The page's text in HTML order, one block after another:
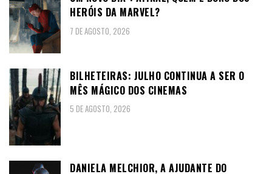
HERÓIS DA MARVEL?
7 DE AGOSTO, 2026
BILHETEIRAS: JULHO CONTINUA A SER O
MÊS MÁGICO DOS CINEMAS
5 DE AGOSTO, 2026
DANIELA MELCHIOR, A AJUDANTE DO